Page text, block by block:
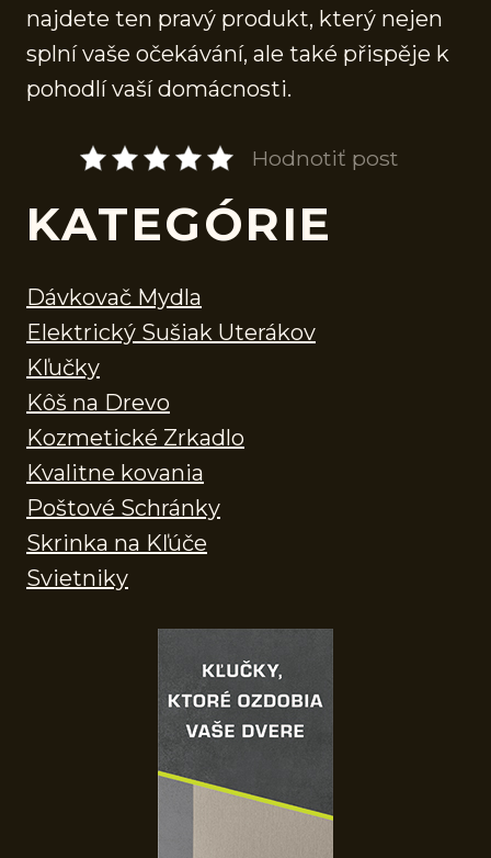
najdete ten pravý produkt, který nejen
splní vaše očekávání, ale také přispěje k
pohodlí vaší domácnosti.
Hodnotiť post
KATEGÓRIE
Dávkovač Mydla
Elektrický Sušiak Uterákov
Kľučky
Kôš na Drevo
Kozmetické Zrkadlo
Kvalitne kovania
Poštové Schránky
Skrinka na Kľúče
Svietniky